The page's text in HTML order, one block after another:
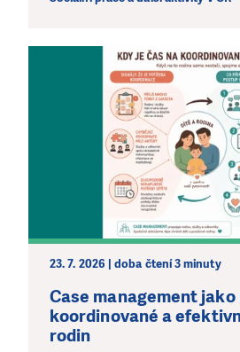
23. 7. 2026 | doba čtení 3 minuty
Case management
koordinované a
rodin